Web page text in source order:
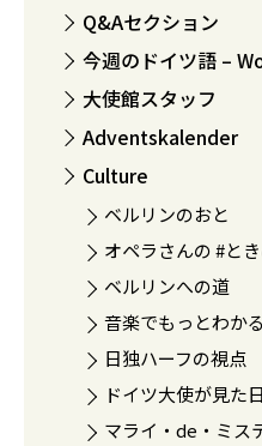
Q&Aセクション
今週のドイツ語 –
大使館スタッフ
Adventskalender
Culture
ベルリンのおと
オペラさんの #と
ベルリンへの道
音楽でもっとわか
日独ハーフの視点
ドイツ大使が見た
マライ・de・ミス